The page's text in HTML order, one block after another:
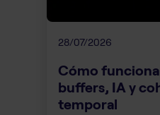
28/07/2026
Cómo funciona
buffers, IA y
temporal